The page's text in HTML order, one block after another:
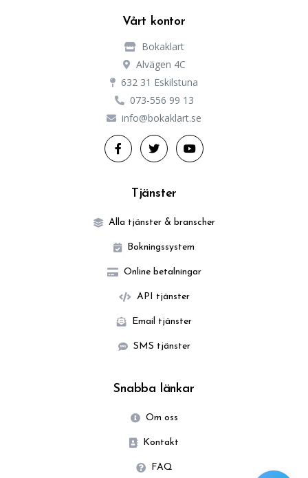
Vårt kontor
Bokaklart
Alvägen 4C
632 31 Eskilstuna
073-556 99 13
info@bokaklart.se
Tjänster
Alla tjänster & branscher
Bokningssystem
Online betalningar
API tjänster
Email tjänster
SMS tjänster
Snabba länkar
Om oss
Kontakt
FAQ